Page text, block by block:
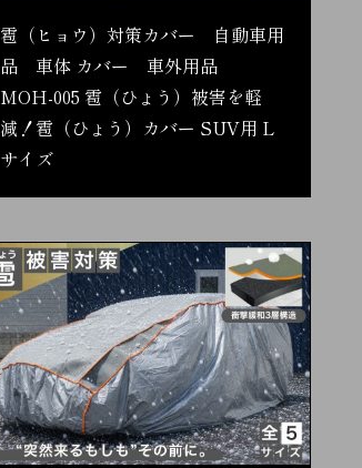
雹（ヒョウ）対策カバー 自動車用
品 車体 カバー 車外用品
MOH-005 雹（ひょう）被害を軽
減！雹（ひょう）カバー SUV用 L
サイズ